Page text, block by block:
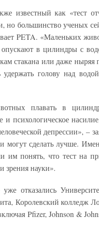
известный как «тест
но большинство ученых
PETA. «Маленьких
в цилиндры с
стакана или даже
удержать голову над
плавать в
и психологическое
депрессии», –
могут сделать лучше.
понять, что тест на
зрения науки».
отказались
Королевский колледж
Pfizer, Johnson &